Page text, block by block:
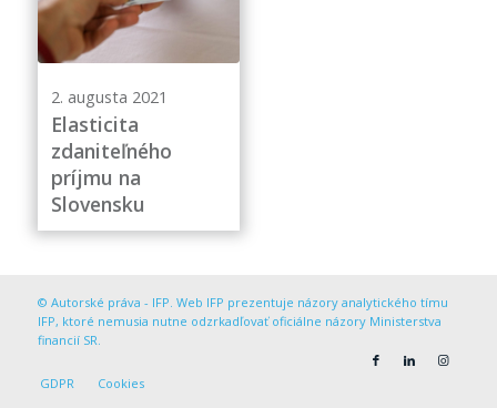
2. augusta 2021
Elasticita
zdaniteľného
príjmu na
Slovensku
© Autorské práva - IFP. Web IFP prezentuje názory analytického tímu
IFP, ktoré nemusia nutne odzrkadľovať oficiálne názory Ministerstva
financií SR.
GDPR Cookies